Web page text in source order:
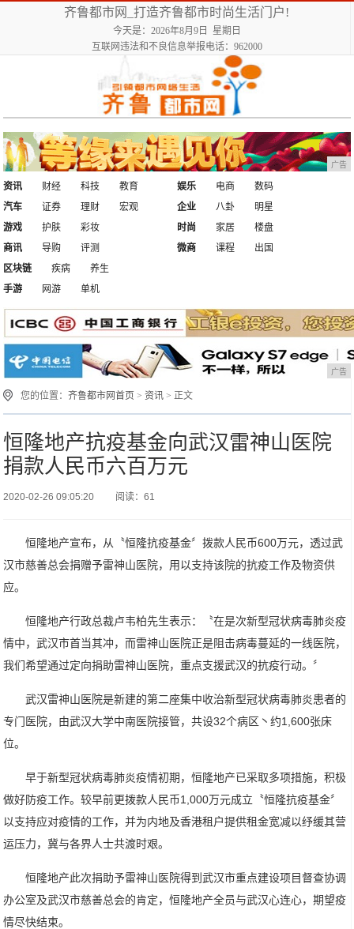
齐鲁都市网_打造齐鲁都市时尚生活门户!
今天是：2026年8月9日 星期日
互联网违法和不良信息举报电话：962000
广告
资讯 财经 科技
教育
汽车
证券 理财 宏观
娱乐 电商
数码
企业
八卦
明星
游戏
护肤
彩妆
商讯
导购 评测
时尚 家居
楼盘
微商
课程
出国
区块链
疾病
养生
手游
网游 单机
广告
您的位置：齐鲁都市网首页 >资讯 > 正文
恒隆地产抗疫基金向武汉雷神山医院
捐款人民币六百万元
2020-02-26 09:05:20 阅读：61
恒隆地产宣布，从〝恒隆抗疫基金〞拨款人民币600万元，透过武
汉市慈善总会捐赠予雷神山医院，用以支持该院的抗疫工作及物资供
应。
恒隆地产行政总裁卢韦柏先生表示：〝在是次新型冠状病毒肺炎疫
情中，武汉市首当其冲，而雷神山医院正是阻击病毒蔓延的一线医院，
我们希望通过定向捐助雷神山医院，重点支援武汉的抗疫行动。〞
武汉雷神山医院是新建的第二座集中收治新型冠状病毒肺炎患者的
专门医院，由武汉大学中南医院接管，共设32个病区丶约1,600张床
位。
早于新型冠状病毒肺炎疫情初期，恒隆地产已采取多项措施，积极
做好防疫工作。较早前更拨款人民币1,000万元成立〝恒隆抗疫基金〞
以支持应对疫情的工作，并为内地及香港租户提供租金宽减以纾缓其营
运压力，冀与各界人士共渡时艰。
恒隆地产此次捐助予雷神山医院得到武汉市重点建设项目督查协调
办公室及武汉市慈善总会的肯定，恒隆地产全员与武汉心连心，期望疫
情尽快结束。